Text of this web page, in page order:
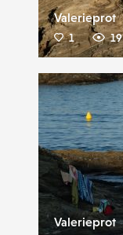
Valerieprot
1 19
Valerieprot